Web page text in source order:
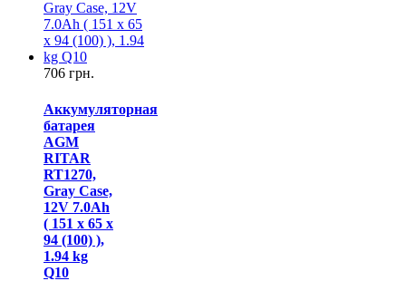
706 грн.
Аккумуляторная
батарея
AGM
RITAR
RT1270,
Gray Case,
12V 7.0Ah
( 151 х 65 х
94 (100) ),
1.94 kg
Q10